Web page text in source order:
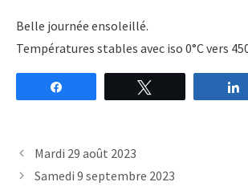
Belle journée ensoleillé.
Températures stables avec iso 0°C vers
Mardi 29 août 2023
Samedi 9 septembre 2023